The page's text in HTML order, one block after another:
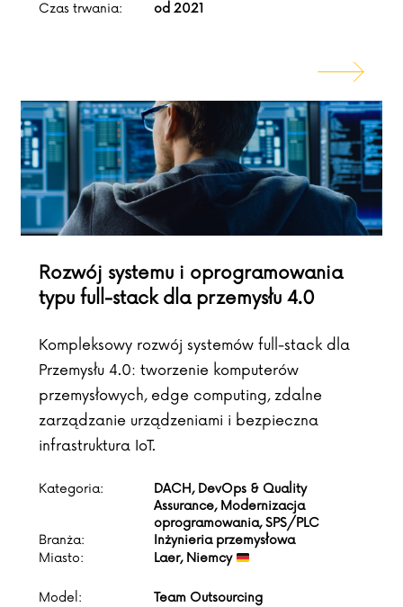
Czas trwania:
od 2021
Rozwój systemu i oprogramowania
typu full-stack dla przemysłu 4.0
Kompleksowy rozwój systemów full-stack dla
Przemysłu 4.0: tworzenie komputerów
przemysłowych, edge computing, zdalne
zarządzanie urządzeniami i bezpieczna
infrastruktura IoT.
Kategoria:
DACH, DevOps & Quality
Assurance, Modernizacja
oprogramowania, SPS/PLC
Branża:
Inżynieria przemysłowa
Miasto:
Laer, Niemcy
Model:
Team Outsourcing